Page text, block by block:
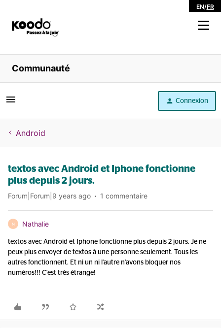
EN/FR
Magasiner
Libre service
Aide
Communauté
Connexion
Android
textos avec Android et Iphone fonctionne
plus depuis 2 jours.
Forum|Forum|9 years ago 1 commentaire
N Nathalie
textos avec Android et Iphone fonctionne plus depuis 2 jours. Je ne
peux plus envoyer de textos à une personne seulement. Tous les
autres fonctionnent. Et ni un ni l'autre n'avons bloquer nos
numéros!!! C'est très étrange!